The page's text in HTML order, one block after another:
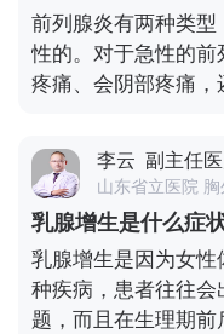
前列腺炎有两种类型
性的。对于急性的
疼痛、会阴部疼痛，
出现血尿。此外，
症状，比如恶心、
前列腺炎，那么也
时还会出现性功能障
血精等。此外，慢
虑、失眠等。
李云 副主任
山东省立医院 胸
乳腺增生是什么症
乳腺增生是因为女
种疾病，患者往往
题，而且在生理期